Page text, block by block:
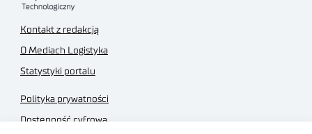
Kontakt z redakcją
O Mediach Logistyka
Statystyki portalu
Polityka prywatności
Dostępność cyfrowa